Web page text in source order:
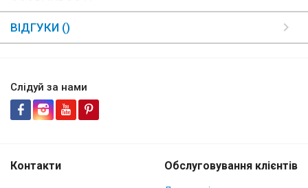
ВІДГУКИ ()
Слідуй за нами
Контакти Обслуговування клієнтів